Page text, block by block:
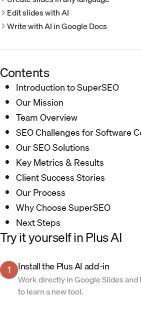
Edit slides with AI
Write with AI in Google Docs
Contents
Introduction to SuperSEO
Our Mission
Team Overview
SEO Challenges for Software
Our SEO Solutions
Key Metrics & Results
Client Success Stories
Our Process
Why Choose SuperSEO
Next Steps
Try it yourself in Plus AI
1 Install the Plus AI add-in
Work directly in Google Slides
to learn a new tool.